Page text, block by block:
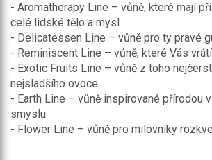
- Aromatherapy Line – vůně, které mají
celé lidské tělo a mysl
- Delicatessen Line – vůně pro ty pravé
- Reminiscent Line – vůně, které Vás
- Exotic Fruits Line – vůně z toho
nejsladšího ovoce
- Earth Line – vůně inspirované přírodou
smyslu
- Flower Line – vůně pro milovníky